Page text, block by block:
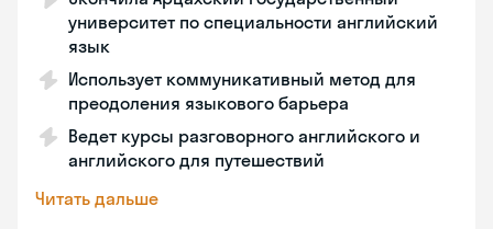
университет по специальности английский
язык
Использует коммуникативный метод для
преодоления языкового барьера
Ведет курсы разговорного английского и
английского для путешествий
Читать дальше